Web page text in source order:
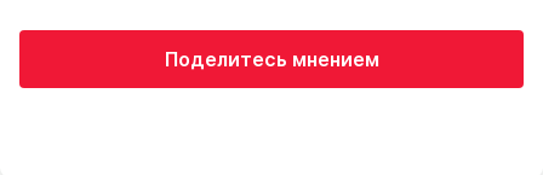
Поделитесь мнением